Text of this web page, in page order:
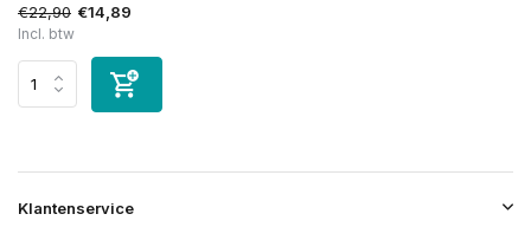
€22,90 €14,89
Incl. btw
Klantenservice